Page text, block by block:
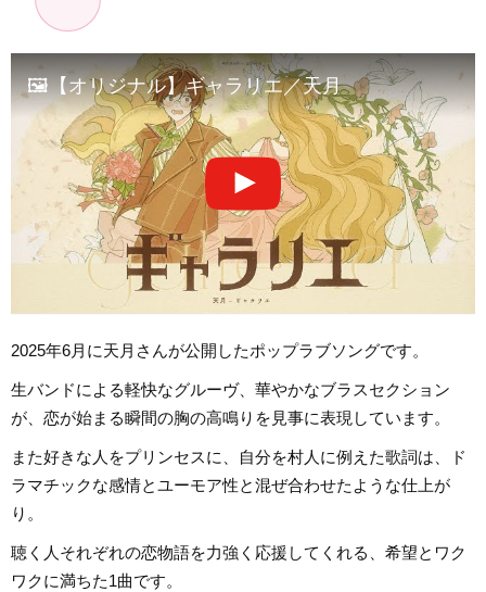
🖼【オリジナル】ギャラリエ／天月
2025年6月に天月さんが公開したポップラブソングです。
生バンドによる軽快なグルーヴ、華やかなブラスセクション
が、恋が始まる瞬間の胸の高鳴りを見事に表現しています。
また好きな人をプリンセスに、自分を村人に例えた歌詞は、ド
ラマチックな感情とユーモア性と混ぜ合わせたような仕上が
り。
聴く人それぞれの恋物語を力強く応援してくれる、希望とワク
ワクに満ちた1曲です。